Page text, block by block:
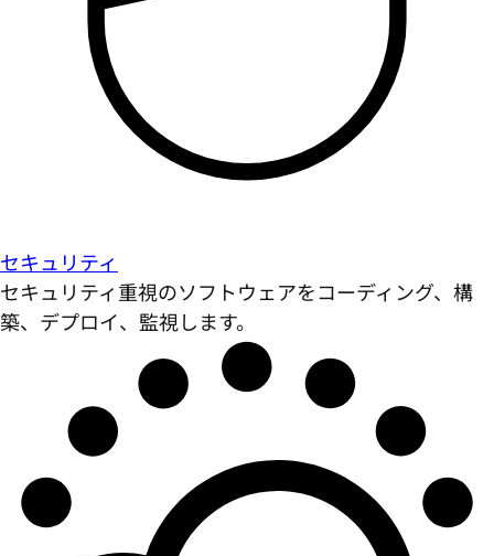
セキュリティ
セキュリティ重視のソフトウェアをコーディング、構
築、デプロイ、監視します。